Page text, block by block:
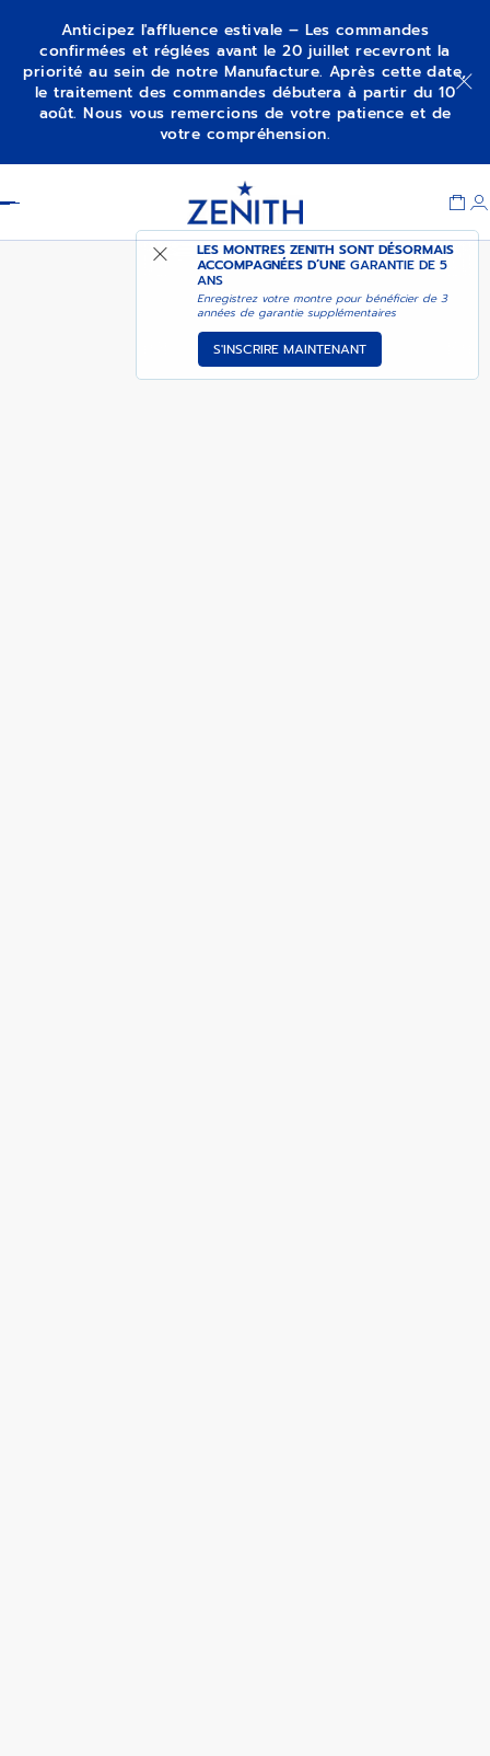
Anticipez l'affluence estivale – Les commandes
confirmées et réglées avant le 20 juillet recevront la
priorité au sein de notre Manufacture. Après cette date,
le traitement des commandes débutera à partir du 10
août. Nous vous remercions de votre patience et de
votre compréhension.
LES MONTRES ZENITH SONT DÉSORMAIS
ACCOMPAGNÉES D’UNEGARANTIE DE 5
ANS
Enregistrez votre montre pour bénéficier de 3
années de garantie supplémentaires
S'INSCRIRE MAINTENANT
ELITE CLASSIC